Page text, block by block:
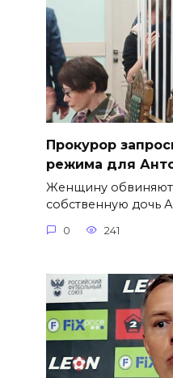
​Прокурор
режима для
Женщину
собственную дочь
0 241